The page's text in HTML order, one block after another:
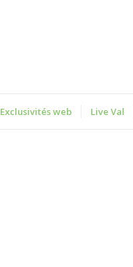
Exclusivités web Live Val